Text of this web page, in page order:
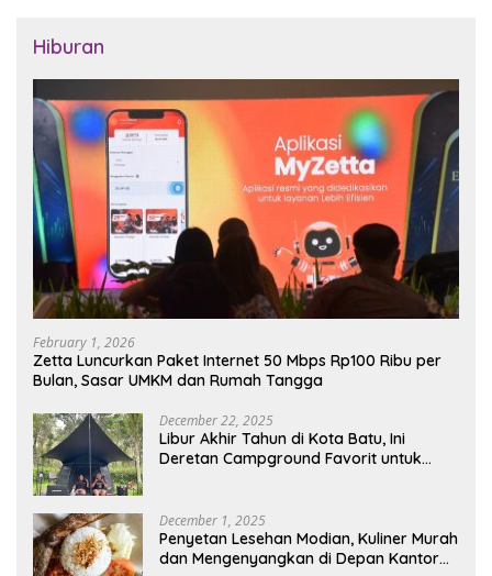
Hiburan
February 1, 2026
Zetta Luncurkan Paket Internet 50 Mbps Rp100 Ribu per
Bulan, Sasar UMKM dan Rumah Tangga
December 22, 2025
Libur Akhir Tahun di Kota Batu, Ini
Deretan Campground Favorit untuk
December 1, 2025
Penyetan Lesehan Modian, Kuliner Murah
dan Mengenyangkan di Depan Kantor